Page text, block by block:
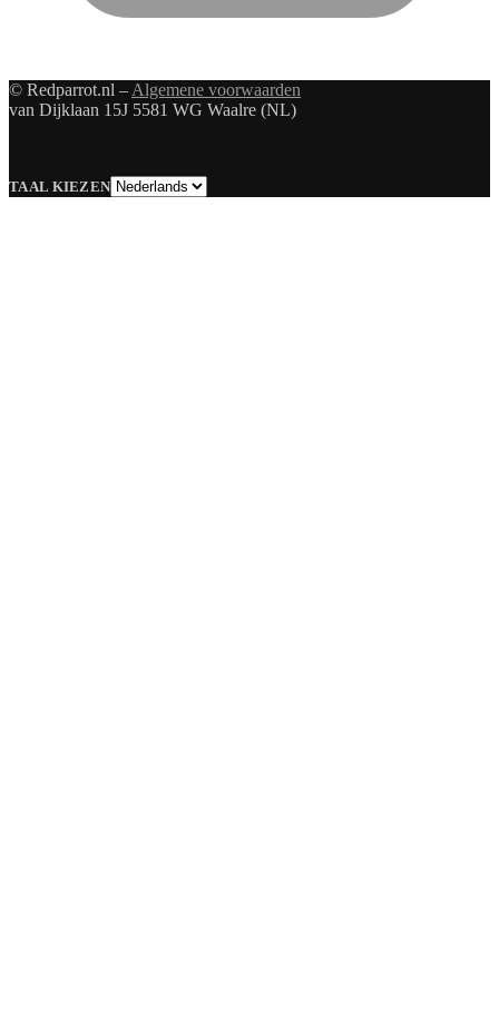
© Redparrot.nl – Algemene voorwaarden
van Dijklaan 15J 5581 WG Waalre (NL)
TAAL KIEZENTaal